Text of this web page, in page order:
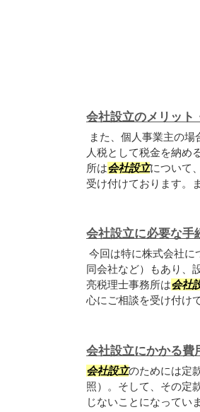
会社設立のメリット
また、個人事業主の
人税として税金を納め
所は会社設立について
受け付けております。
会社設立に必要な手
今回は特に株式会社に
同会社など）もあり、
亮税理士事務所は会社
心にご相談を受け付け
会社設立にかかる費
会社設立のためには定
照）。そして、その定
じないことになってい